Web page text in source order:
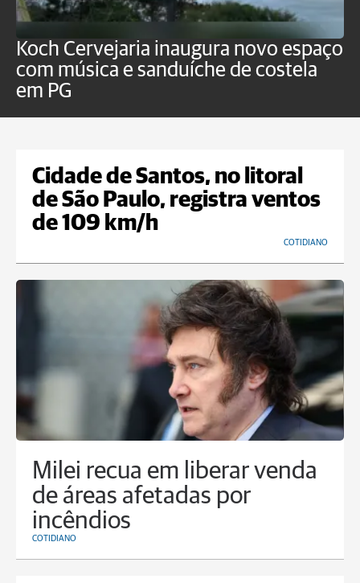
Koch Cervejaria inaugura novo espaço
com música e sanduíche de costela
em PG
Cidade de Santos, no litoral
de São Paulo, registra ventos
de 109 km/h
COTIDIANO
Milei recua em liberar venda
de áreas afetadas por
incêndios
COTIDIANO